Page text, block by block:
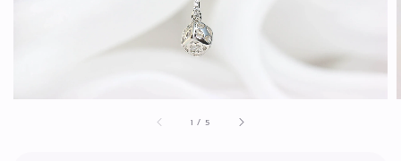
1 / 5